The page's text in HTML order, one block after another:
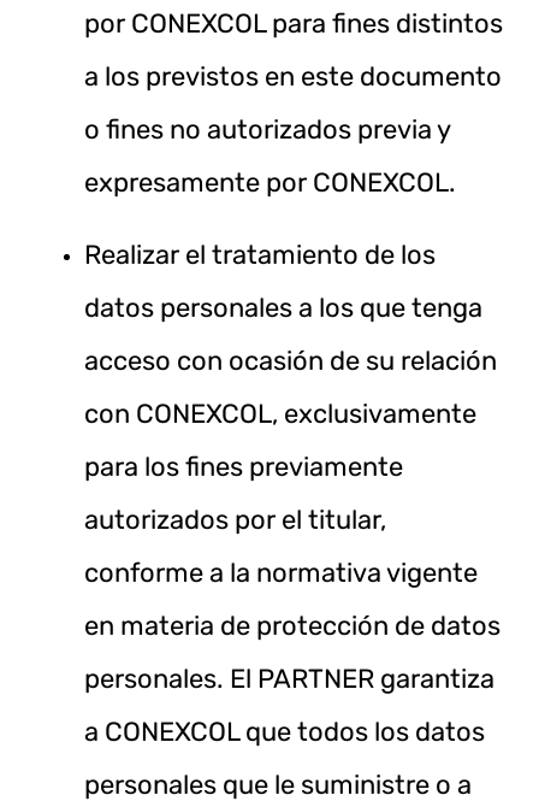
por CONEXCOL para fines distintos
a los previstos en este documento
o fines no autorizados previa y
expresamente por CONEXCOL.
Realizar el tratamiento de los
datos personales a los que tenga
acceso con ocasión de su relación
con CONEXCOL, exclusivamente
para los fines previamente
autorizados por el titular,
conforme a la normativa vigente
en materia de protección de datos
personales. El PARTNER garantiza
a CONEXCOL que todos los datos
personales que le suministre o a